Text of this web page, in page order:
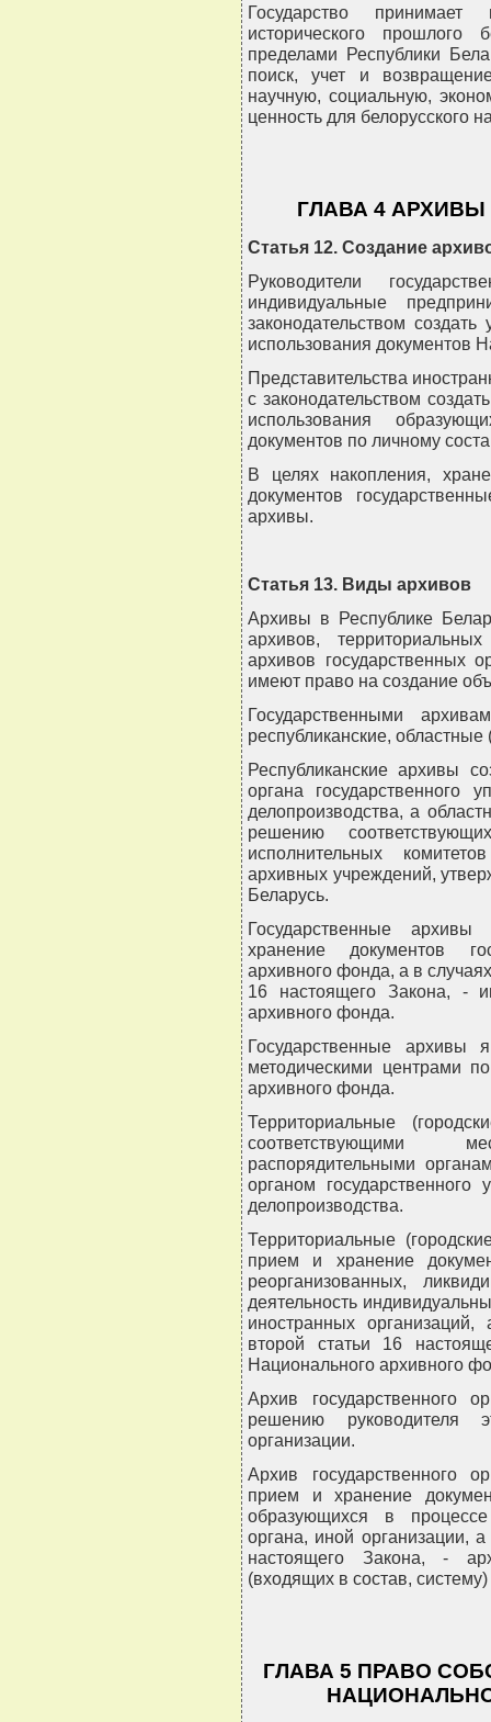
Государство
исторического прошлого
пределами Республики
поиск, учет и
научную, социальную,
ценность для белорусского
ГЛАВА 4
Статья 12. Создание
Руководители
индивидуальные
законодательством
использования документов
Представительства
с законодательством
использования
документов по личному
В целях накопления,
документов
архивы.
Статья 13. Виды архивов
Архивы в Республике
архивов,
архивов государственных
имеют право на создание
Государственными
республиканские,
Республиканские архивы
органа
делопроизводства, а
решению
исполнительных
архивных учреждений,
Беларусь.
Государственные
хранение документов
архивного фонда, а в
16 настоящего Закона, -
архивного фонда.
Государственные архивы
методическими центрами
архивного фонда.
Территориальные
соответствующими
распорядительными
органом
делопроизводства.
Территориальные
прием и хранение
реорганизованных,
деятельность
иностранных
второй статьи 16
Национального архивного
Архив государственного
решению руководителя
организации.
Архив государственного
прием и хранение
образующихся в процессе
органа, иной организации,
настоящего Закона, -
(входящих в состав,
ГЛАВА 5 ПРАВО